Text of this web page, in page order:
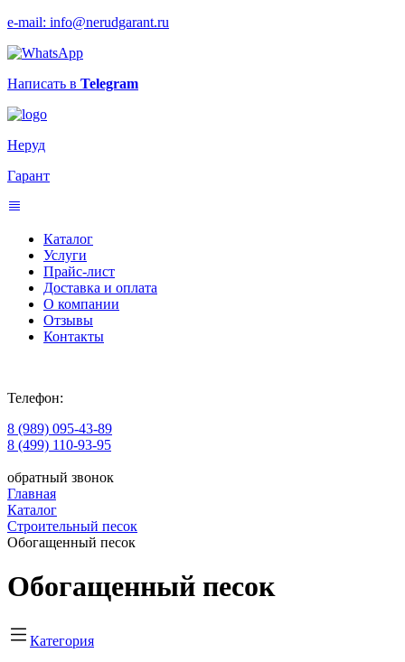
e-mail: info@nerudgarant.ru
Написать в Telegram
Неруд
Гарант
Каталог
Услуги
Прайс-лист
Доставка и оплата
О компании
Отзывы
Контакты
Телефон:
8 (989) 095-43-89
8 (499) 110-93-95
обратный звонок
Главная
Каталог
Строительный песок
Обогащенный песок
Обогащенный песок
Категория